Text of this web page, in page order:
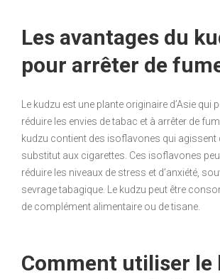
Les avantages du
pour arrêter de
Le kudzu est une plante originaire d’Asie qui
réduire les envies de tabac et à arrêter de
kudzu contient des isoflavones qui agissent
substitut aux cigarettes. Ces isoflavones
réduire les niveaux de stress et d’anxiété,
sevrage tabagique. Le kudzu peut être
de complément alimentaire ou de tisane.
Comment utiliser le